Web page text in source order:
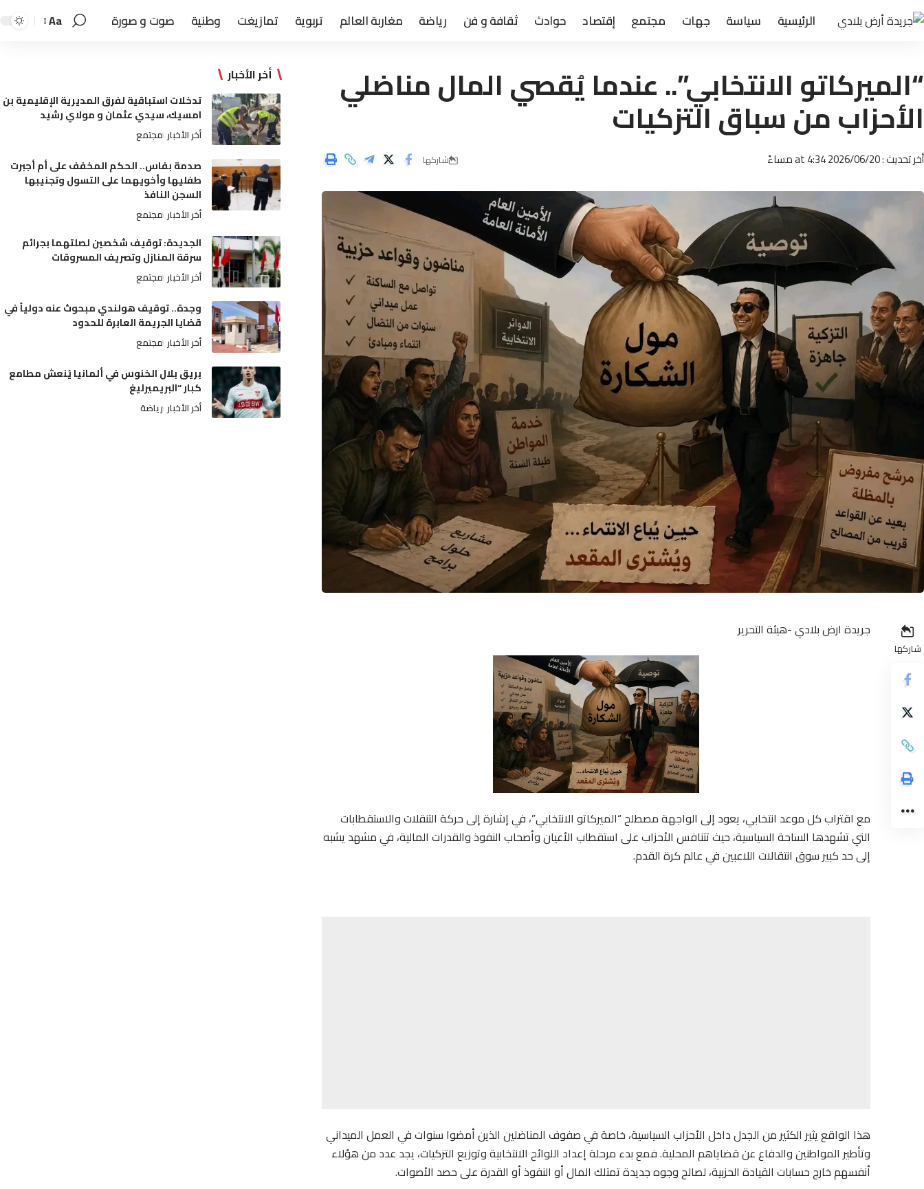
الرئيسية سياسة جهات مجتمع إقتصاد حوادث ثقافة و فن رياضة مغاربة العالم تربوية تمازيغت وطنية صوت و صورة Aa
“الميركاتو الانتخابي”.. عندما يُقصي المال مناضلي
الأحزاب من سباق التزكيات
أخر تحديث : 2026/06/20 at 4:34 مساءً شاركها
شاركها
جريدة ارض بلادي -هيئة التحرير
مع اقتراب كل موعد انتخابي، يعود إلى الواجهة مصطلح “الميركاتو الانتخابي”، في إشارة إلى حركة التنقلات والاستقطابات
التي تشهدها الساحة السياسية، حيث تتنافس الأحزاب على استقطاب الأعيان وأصحاب النفوذ والقدرات المالية، في مشهد يشبه
إلى حد كبير سوق انتقالات اللاعبين في عالم كرة القدم.
هذا الواقع يثير الكثير من الجدل داخل الأحزاب السياسية، خاصة في صفوف المناضلين الذين أمضوا سنوات في العمل الميداني
وتأطير المواطنين والدفاع عن قضاياهم المحلية. فمع بدء مرحلة إعداد اللوائح الانتخابية وتوزيع التزكيات، يجد عدد من هؤلاء
أنفسهم خارج حسابات القيادة الحزبية، لصالح وجوه جديدة تمتلك المال أو النفوذ أو القدرة على حصد الأصوات.
أخر الأخبار
تدخلات استباقية لفرق المديرية الإقليمية بن
امسيك، سيدي عثمان و مولاي رشيد
أخر الأخبار مجتمع
صدمة بفاس.. الحكم المخفف على أم أجبرت
طفليها وأخويهما على التسول وتجنيبها
السجن النافذ
أخر الأخبار مجتمع
الجديدة: توقيف شخصين لصلتهما بجرائم
سرقة المنازل وتصريف المسروقات
أخر الأخبار مجتمع
وجدة.. توقيف هولندي مبحوث عنه دولياً في
قضايا الجريمة العابرة للحدود
أخر الأخبار مجتمع
بريق بلال الخنوس في ألمانيا يُنعش مطامع
كبار “البريميرليغ
أخر الأخبار رياضة